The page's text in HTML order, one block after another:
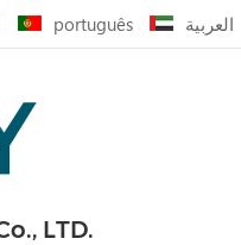
português العربية
LTD.